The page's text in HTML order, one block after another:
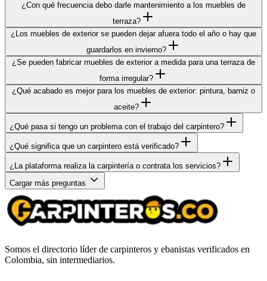
¿Con qué frecuencia debo darle mantenimiento a los muebles de
terraza?
¿Los muebles de exterior se pueden dejar afuera todo el año o hay que
guardarlos en invierno?
¿Se pueden fabricar muebles de exterior a medida para una terraza de
forma irregular?
¿Qué acabado es mejor para los muebles de exterior: pintura, barniz o
aceite?
¿Qué pasa si tengo un problema con el trabajo del carpintero?
¿Qué significa que un carpintero está verificado?
¿La plataforma realiza la carpintería o contrata los servicios?
Cargar más preguntas
Somos el directorio líder de carpinteros y ebanistas verificados en
Colombia, sin intermediarios.